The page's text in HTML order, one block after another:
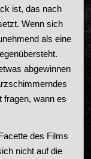
ist, das nach
Wenn sich
als eine
abgewinnen
fragen, wann es
des Films
nicht auf die